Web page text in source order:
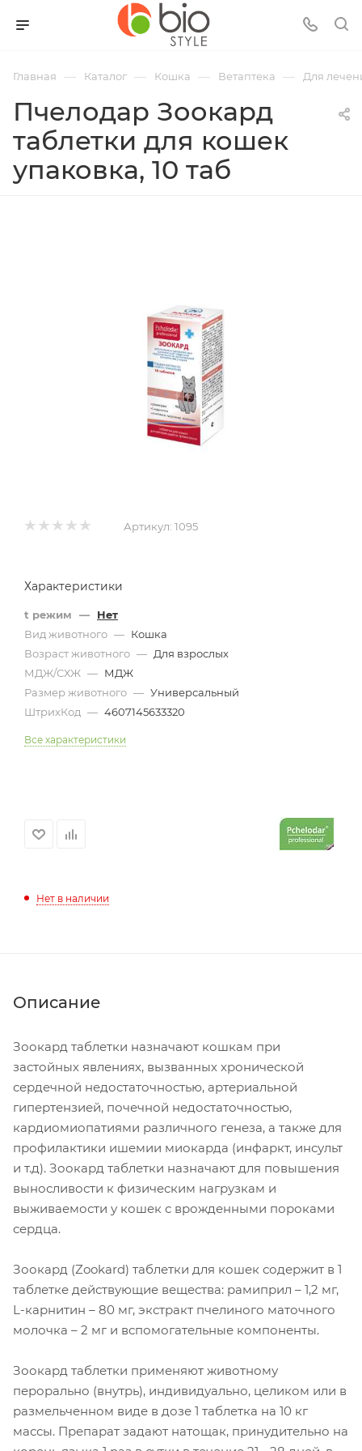
Главная — Каталог — Кошка — Ветаптека — Для
Пчелодар Зоокард
таблетки для кошек
упаковка, 10 таб
Артикул: 1095
Характеристики
t режим —
Нет
Вид животного — Кошка
Возраст животного — Для взрослых
МДЖ/СХЖ — МДЖ
Размер животного — Универсальный
ШтрихКод — 4607145633320
Все характеристики
Нет в наличии
Описание
Зоокард таблетки назначают кошкам при
застойных явлениях, вызванных хронической
сердечной недостаточностью, артериальной
гипертензией, почечной недостаточностью,
кардиомиопатиями различного генеза, а также для
профилактики ишемии миокарда (инфаркт, инсульт
и т.д). Зоокард таблетки назначают для повышения
выносливости к физическим нагрузкам и
выживаемости у кошек с врожденными пороками
сердца.
Зоокард (Zookard) таблетки для кошек содержит в 1
таблетке действующие вещества: рамиприл – 1,2 мг,
L-карнитин – 80 мг, экстракт пчелиного маточного
молочка – 2 мг и вспомогательные компоненты.
Зоокард таблетки применяют животному
перорально (внутрь), индивидуально, целиком или в
размельченном виде в дозе 1 таблетка на 10 кг
массы. Препарат задают натощак, принудительно на